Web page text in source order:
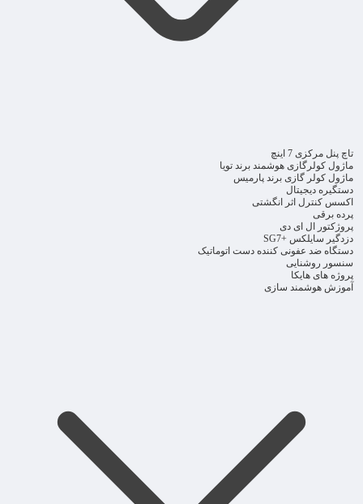
تاچ پنل مرکزی 7 اینچ
ماژول کولرگازی هوشمند برند تویا
ماژول کولر گازی برند پارمیس
دستگیره دیجیتال
اکسس کنترل اثر انگشتی
پرده برقی
پروژکتور ال ای دی
دزدگیر سایلکس +SG7
دستگاه ضد عفونی کننده دست اتوماتیک
سنسور روشنایی
پروژه های هایکا
آموزش هوشمند سازی